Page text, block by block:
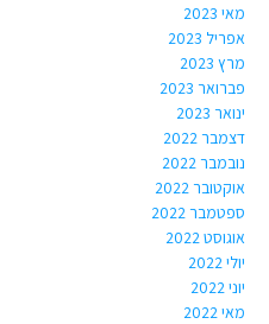
מאי 2023
אפריל 2023
מרץ 2023
פברואר 2023
ינואר 2023
דצמבר 2022
נובמבר 2022
אוקטובר 2022
ספטמבר 2022
אוגוסט 2022
יולי 2022
יוני 2022
מאי 2022